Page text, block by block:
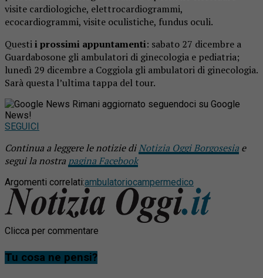
visite cardiologiche, elettrocardiogrammi,
ecocardiogrammi, visite oculistiche, fundus oculi.
Questii prossimi appuntamenti: sabato 27 dicembre a
Guardabosone gli ambulatori di ginecologia e pediatria;
lunedì 29 dicembre a Coggiola gli ambulatori di ginecologia.
Sarà questa l’ultima tappa del tour.
Rimani aggiornato seguendoci su Google
News!
SEGUICI
Continua a leggere le notizie diNotizia Oggi Borgosesia e
segui la nostra pagina Facebook
Argomenti correlati:ambulatoriocampermedico
Clicca per commentare
Tu cosa ne pensi?